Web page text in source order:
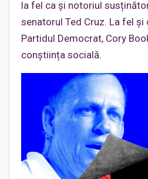
la fel ca și notoriul
senatorul Ted Cruz. La fel și
Partidul Democrat, Cory
conștiința socială.